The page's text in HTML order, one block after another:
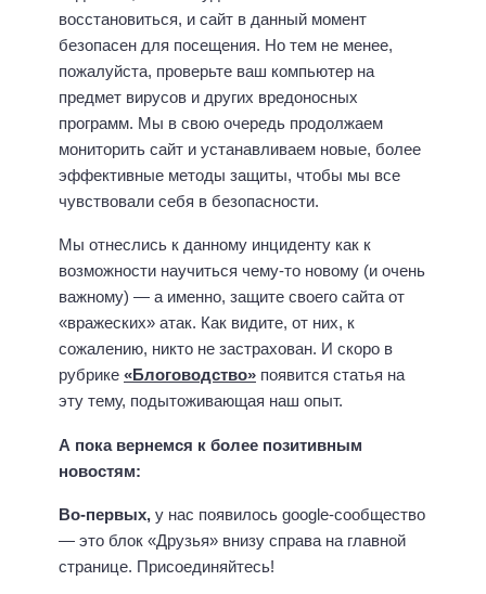
восстановиться, и сайт в данный момент
безопасен для посещения. Но тем не менее,
пожалуйста, проверьте ваш компьютер на
предмет вирусов и других вредоносных
программ. Мы в свою очередь продолжаем
мониторить сайт и устанавливаем новые, более
эффективные методы защиты, чтобы мы все
чувствовали себя в безопасности.
Мы отнеслись к данному инциденту как к
возможности научиться чему-то новому (и очень
важному) — а именно, защите своего сайта от
«вражеских» атак. Как видите, от них, к
сожалению, никто не застрахован. И скоро в
рубрике «Блоговодство» появится статья на
эту тему, подытоживающая наш опыт.
А пока вернемся к более позитивным
новостям:
Во-первых, у нас появилось google-сообщество
— это блок «Друзья» внизу справа на главной
странице. Присоединяйтесь!